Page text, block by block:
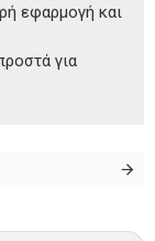
εφαρμογή και
για